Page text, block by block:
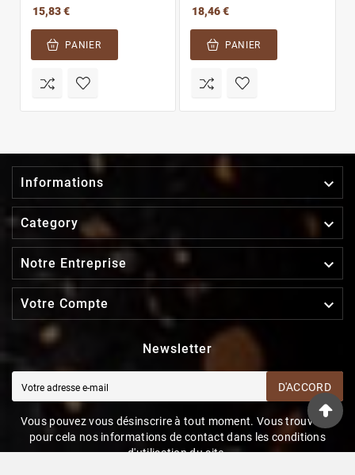
15,83 €
PANIER
18,46 €
PANIER
Informations 
Category 
Notre Entreprise 
Votre Compte 
Newsletter
D'ACCORD
Vous pouvez vous désinscrire à tout moment. Vous trouverez
pour cela nos informations de contact dans les conditions
d'utilisation du site.